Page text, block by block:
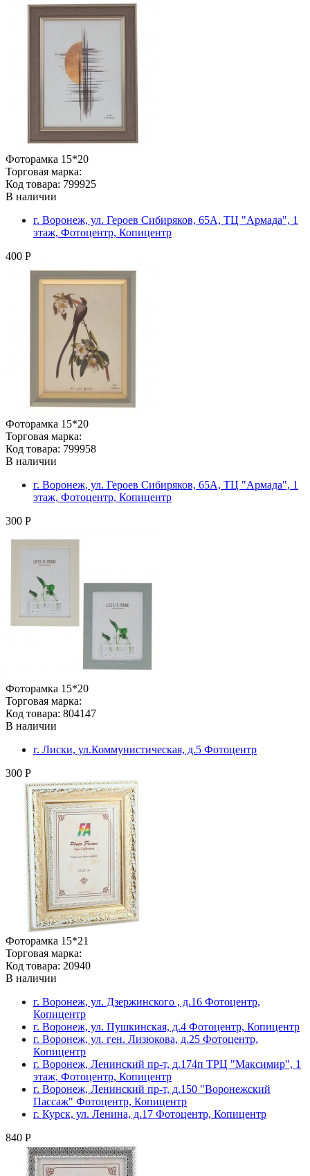
Фоторамка 15*20
Торговая марка:
Код товара: 799925
В наличии
г. Воронеж, ул. Героев Сибиряков, 65А, ТЦ "Армада", 1
этаж, Фотоцентр, Копицентр
400 Р
Фоторамка 15*20
Торговая марка:
Код товара: 799958
В наличии
г. Воронеж, ул. Героев Сибиряков, 65А, ТЦ "Армада", 1
этаж, Фотоцентр, Копицентр
300 Р
Фоторамка 15*20
Торговая марка:
Код товара: 804147
В наличии
г. Лиски, ул.Коммунистическая, д.5 Фотоцентр
300 Р
Фоторамка 15*21
Торговая марка:
Код товара: 20940
В наличии
г. Воронеж, ул. Дзержинского , д.16 Фотоцентр,
Копицентр
г. Воронеж, ул. Пушкинская, д.4 Фотоцентр, Копицентр
г. Воронеж, ул. ген. Лизюкова, д.25 Фотоцентр,
Копицентр
г. Воронеж, Ленинский пр-т, д.174п ТРЦ "Максимир", 1
этаж, Фотоцентр, Копицентр
г. Воронеж, Ленинский пр-т, д.150 "Воронежский
Пассаж" Фотоцентр, Копицентр
г. Курск, ул. Ленина, д.17 Фотоцентр, Копицентр
840 Р